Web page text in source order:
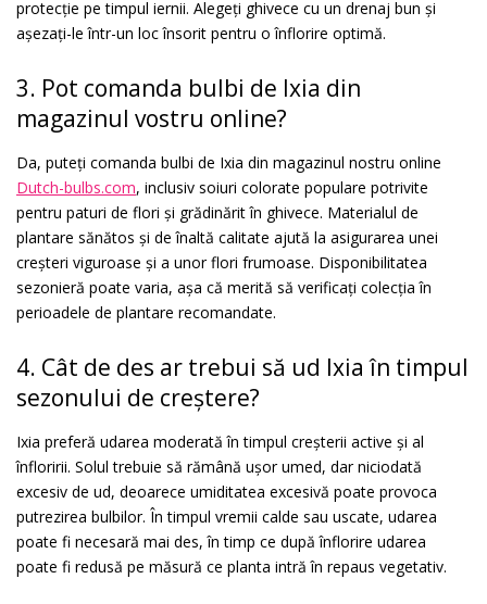
protecție pe timpul iernii. Alegeți ghivece cu un drenaj bun și
așezați-le într-un loc însorit pentru o înflorire optimă.
3. Pot comanda bulbi de Ixia din
magazinul vostru online?
Da, puteți comanda bulbi de Ixia din magazinul nostru online
Dutch-bulbs.com, inclusiv soiuri colorate populare potrivite
pentru paturi de flori și grădinărit în ghivece. Materialul de
plantare sănătos și de înaltă calitate ajută la asigurarea unei
creșteri viguroase și a unor flori frumoase. Disponibilitatea
sezonieră poate varia, așa că merită să verificați colecția în
perioadele de plantare recomandate.
4. Cât de des ar trebui să ud Ixia în timpul
sezonului de creștere?
Ixia preferă udarea moderată în timpul creșterii active și al
înfloririi. Solul trebuie să rămână ușor umed, dar niciodată
excesiv de ud, deoarece umiditatea excesivă poate provoca
putrezirea bulbilor. În timpul vremii calde sau uscate, udarea
poate fi necesară mai des, în timp ce după înflorire udarea
poate fi redusă pe măsură ce planta intră în repaus vegetativ.